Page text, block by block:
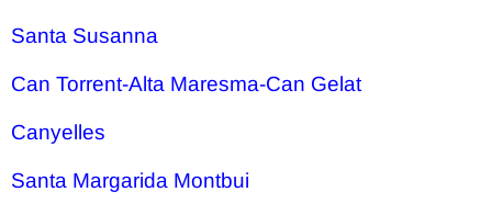
Santa Susanna
Can Torrent-Alta Maresma-Can Gelat
Canyelles
Santa Margarida Montbui